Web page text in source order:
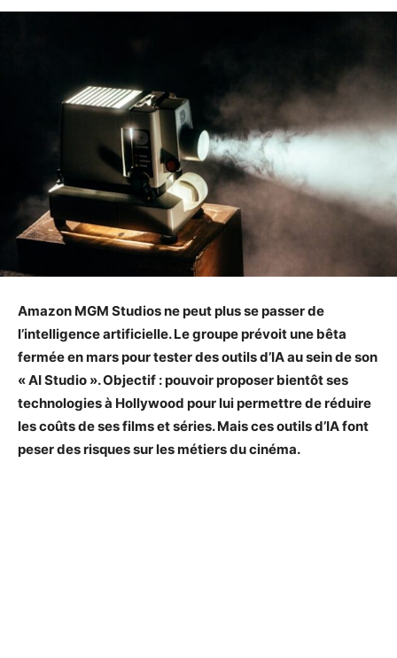
Amazon MGM Studios ne peut plus se passer de
l’intelligence artificielle. Le groupe prévoit une bêta
fermée en mars pour tester des outils d’IA au sein de son
« AI Studio ». Objectif : pouvoir proposer bientôt ses
technologies à Hollywood pour lui permettre de réduire
les coûts de ses films et séries. Mais ces outils d’IA font
peser des risques sur les métiers du cinéma.